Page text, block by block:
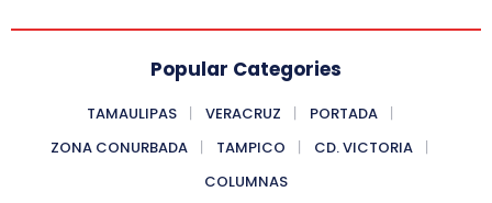
Popular Categories
TAMAULIPAS VERACRUZ
PORTADA
ZONA CONURBADA
TAMPICO
CD. VICTORIA
COLUMNAS